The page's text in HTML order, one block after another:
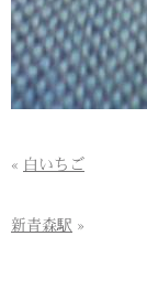
« 白いちご
新青森駅 »